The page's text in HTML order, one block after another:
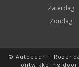
Zaterdag
Zondag
© Autobedrijf
ontwikkeling door